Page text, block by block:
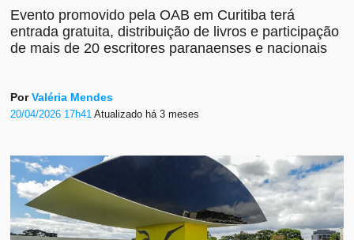
Evento promovido pela OAB em Curitiba terá
entrada gratuita, distribuição de livros e participação
de mais de 20 escritores paranaenses e nacionais
PorValéria Mendes
20/04/2026 17h41Atualizado há 3 meses